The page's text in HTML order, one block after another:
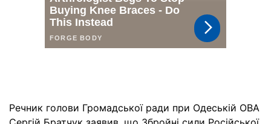
Речник голови Громадської ради при Одеській ОВА